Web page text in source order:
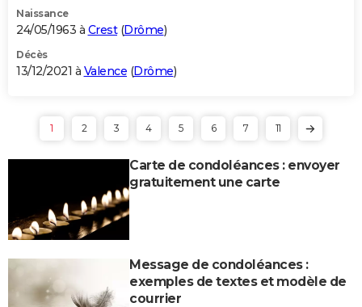
Naissance
24/05/1963 à Crest(Drôme)
Décès
13/12/2021 à Valence (Drôme)
1 2 3 4 5 6 7 11
Carte de condoléances : envoyer
gratuitement une carte
Message de condoléances :
exemples de textes et modèle de
courrier